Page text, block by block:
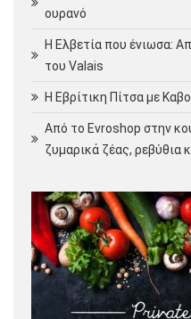
ουρανό
Η Ελβετία που ένιωσα:
του Valais
Η Εβρίτικη Πίτσα με
Από το Evroshop στην
ζυμαρικά ζέας, ρεβύθια